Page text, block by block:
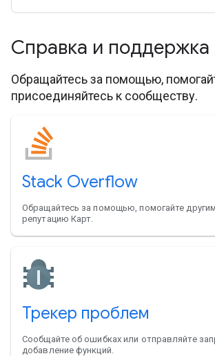
Справка и поддержка
Обращайтесь за помощью,
присоединяйтесь к сообществу.
Stack Overflow
Обращайтесь за помощью, помогайте
репутацию Карт.
Трекер проблем
Сообщайте об ошибках или отправляйте
добавление функций.